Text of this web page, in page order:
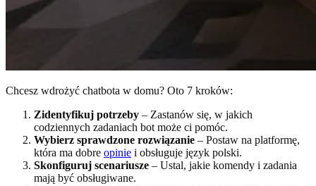
Chcesz wdrożyć chatbota w domu? Oto 7 kroków:
Zidentyfikuj potrzeby – Zastanów się, w jakich
codziennych zadaniach bot może ci pomóc.
Wybierz sprawdzone rozwiązanie – Postaw na platformę,
która ma dobre opinie i obsługuje język polski.
Skonfiguruj scenariusze – Ustal, jakie komendy i zadania
mają być obsługiwane.